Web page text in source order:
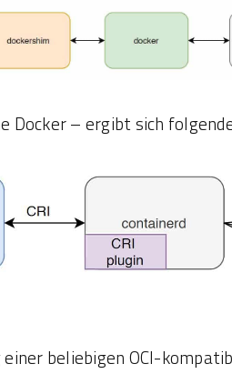
Docker – ergibt sich
beliebigen OCI-